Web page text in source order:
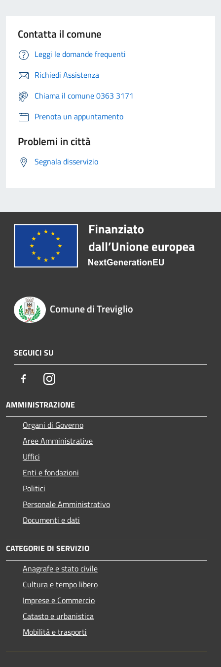
Contatta il comune
Leggi le domande frequenti
Richiedi Assistenza
Chiama il comune 0363 3171
Prenota un appuntamento
Problemi in città
Segnala disservizio
Comune di Treviglio
SEGUICI SU
FacebookInstagram
AMMINISTRAZIONE
Organi di Governo
Aree Amministrative
Uffici
Enti e fondazioni
Politici
Personale Amministrativo
Documenti e dati
CATEGORIE DI SERVIZIO
Anagrafe e stato civile
Cultura e tempo libero
Imprese e Commercio
Catasto e urbanistica
Mobilità e trasporti